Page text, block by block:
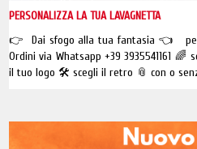
PERSONALIZZA LA TUA LAVAGNETTA
👉 Dai sfogo alla tua fantasia 👈
Ordini via Whatsapp +39 3935541161
il tuo logo 🛠 scegli il retro 📎 con o